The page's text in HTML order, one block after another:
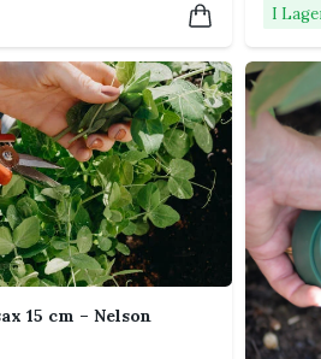
kan användas i krukor,
ännu bättre?Läs min guide till
I
15 cm – Nelson